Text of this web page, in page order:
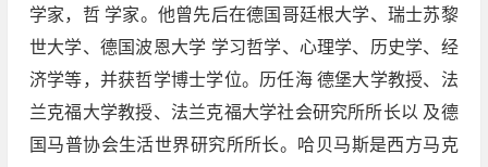
学家，哲 学家。他曾先后在德国哥廷根大学、瑞士苏黎
世大学、德国波恩大学 学习哲学、心理学、历史学、经
济学等，并获哲学博士学位。历任海 德堡大学教授、法
兰克福大学教授、法兰克福大学社会研究所所长以 及德
国马普协会生活世界研究所所长。哈贝马斯是西方马克